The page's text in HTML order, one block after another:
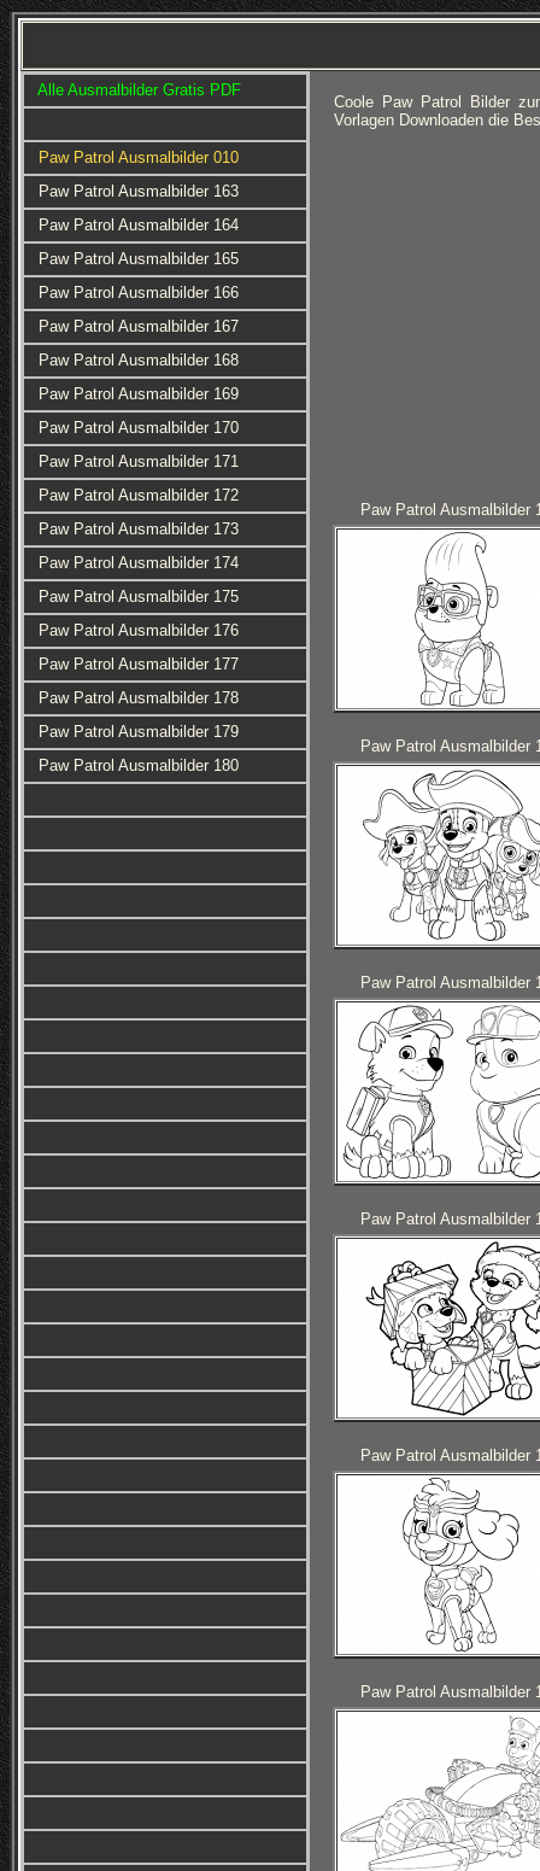
Alle Ausmalbilder Gratis PDF
Paw Patrol Ausmalbilder 010
Paw Patrol Ausmalbilder 163
Paw Patrol Ausmalbilder 164
Paw Patrol Ausmalbilder 165
Paw Patrol Ausmalbilder 166
Paw Patrol Ausmalbilder 167
Paw Patrol Ausmalbilder 168
Paw Patrol Ausmalbilder 169
Paw Patrol Ausmalbilder 170
Paw Patrol Ausmalbilder 171
Paw Patrol Ausmalbilder 172
Paw Patrol Ausmalbilder 173
Paw Patrol Ausmalbilder 174
Paw Patrol Ausmalbilder 175
Paw Patrol Ausmalbilder 176
Paw Patrol Ausmalbilder 177
Paw Patrol Ausmalbilder 178
Paw Patrol Ausmalbilder 179
Paw Patrol Ausmalbilder 180
Coole Paw Patrol Bilder
Vorlagen Downloaden die
Paw Patrol Ausmalbilder
Paw Patrol Ausmalbilder
Paw Patrol Ausmalbilder
Paw Patrol Ausmalbilder
Paw Patrol Ausmalbilder
Paw Patrol Ausmalbilder